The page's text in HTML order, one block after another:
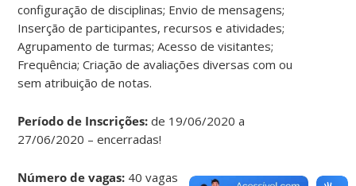
configuração de disciplinas; Envio de mensagens;
Inserção de participantes, recursos e atividades;
Agrupamento de turmas; Acesso de visitantes;
Frequência; Criação de avaliações diversas com ou
sem atribuição de notas.
Período de Inscrições: de 19/06/2020 a
27/06/2020 – encerradas!
Número de vagas: 40 vagas